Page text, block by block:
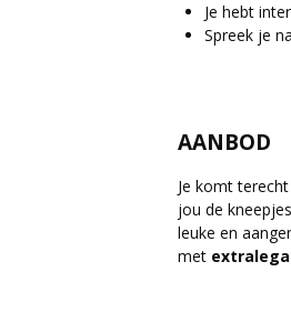
Je hebt
Spreek je
AANBOD
Je komt
jou de
leuke en
met